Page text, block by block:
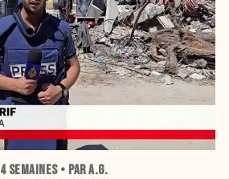
4 SEMAINES• PAR A.G.